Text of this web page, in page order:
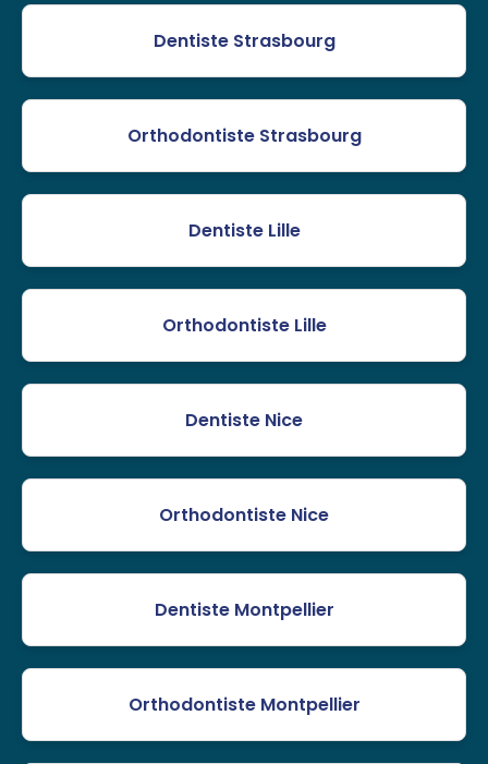
Dentiste Strasbourg
Orthodontiste Strasbourg
Dentiste Lille
Orthodontiste Lille
Dentiste Nice
Orthodontiste Nice
Dentiste Montpellier
Orthodontiste Montpellier